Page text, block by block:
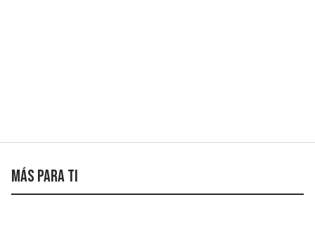
Más para ti